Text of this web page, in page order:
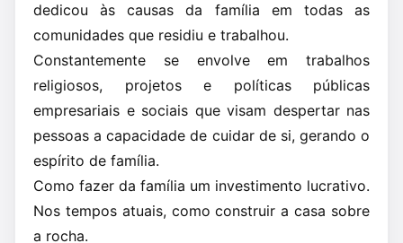
dedicou às causas da família em todas as
comunidades que residiu e trabalhou.
Constantemente se envolve em trabalhos
religiosos, projetos e políticas públicas
empresariais e sociais que visam despertar nas
pessoas a capacidade de cuidar de si, gerando o
espírito de família.
Como fazer da família um investimento lucrativo.
Nos tempos atuais, como construir a casa sobre
a rocha.